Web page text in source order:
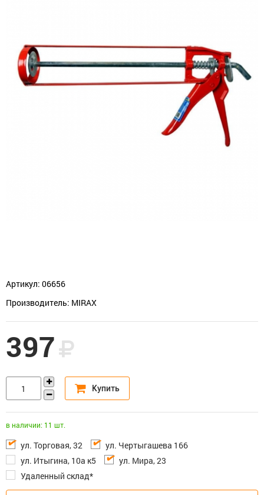
Артикул: 06656
Производитель: MIRAX
397
в наличии: 11 шт.
ул. Торговая, 32
ул. Чертыгашева 166
ул. Итыгина, 10а к5
ул. Мира, 23
Удаленный склад*